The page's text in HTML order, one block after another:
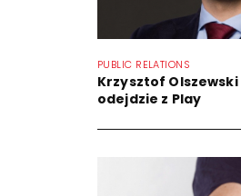
PUBLIC RELATIONS
Krzysztof
odejdzie z Play